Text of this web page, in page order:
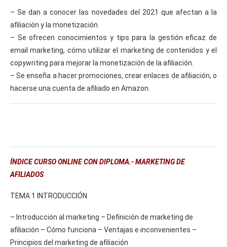
– Se dan a conocer las novedades del 2021 que afectan a la
afiliación y la monetización.
– Se ofrecen conocimientos y tips para la gestión eficaz de
email marketing, cómo utilizar el marketing de contenidos y el
copywriting para mejorar la monetización de la afiliación.
– Se enseña a hacer promociones, crear enlaces de afiliación, o
hacerse una cuenta de afiliado en Amazon.
ÍNDICE CURSO ONLINE CON DIPLOMA.- MARKETING DE
AFILIADOS
TEMA 1 INTRODUCCIÓN
– Introducción al marketing – Definición de marketing de
afiliación – Cómo funciona – Ventajas e inconvenientes –
Principios del marketing de afiliación